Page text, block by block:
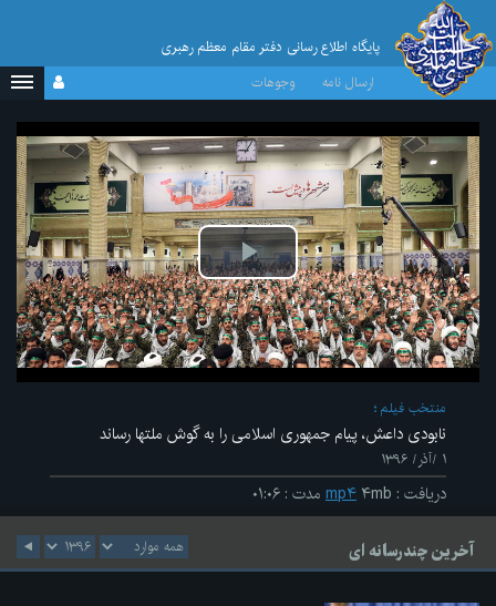
پایگاه اطلاع رسانی دفتر مقام معظم رهبری
ارسال نامه
وجوهات
پخش
ویدیو
منتخب فیلم
نابودی داعش، پیام جمهوری اسلامی را به گوش ملتها رساند
۱ /آذر/ ۱۳۹۶
دریافت : mp۴ ۴mb مدت : ۰۱:۰۶
آخرین چندرسانه ای